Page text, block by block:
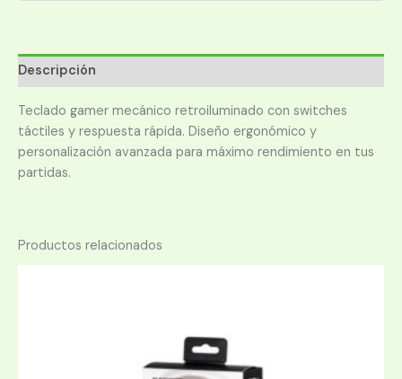
Descripción
Teclado gamer mecánico retroiluminado con switches
táctiles y respuesta rápida. Diseño ergonómico y
personalización avanzada para máximo rendimiento en tus
partidas.
Productos relacionados